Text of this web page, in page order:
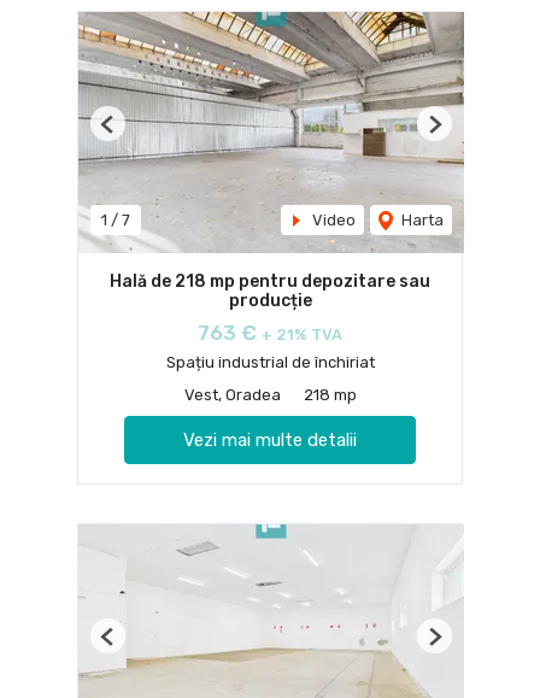
1 / 7 Video Harta
Previous Next
Hală de 218 mp pentru depozitare sau
producție
763 € + 21% TVA
Spațiu industrial de închiriat
Vest, Oradea
218 mp
Vezi mai multe detalii
Previous Next